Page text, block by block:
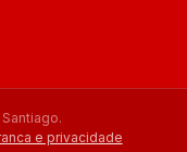
e privacidade